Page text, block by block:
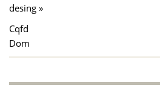
desing »
Cqfd
Dom